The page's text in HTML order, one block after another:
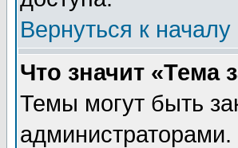
Вернуться к началу
Что значит «Тема
Темы могут быть